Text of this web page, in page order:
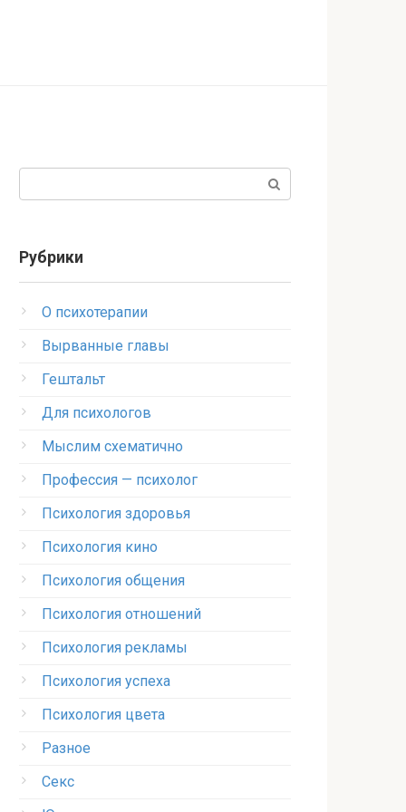
Рубрики
O психотерапии
Вырванные главы
Гештальт
Для психологов
Мыслим схематично
Профессия — психолог
Психология здоровья
Психология кино
Психология общения
Психология отношений
Психология рекламы
Психология успеха
Психология цвета
Разное
Секс